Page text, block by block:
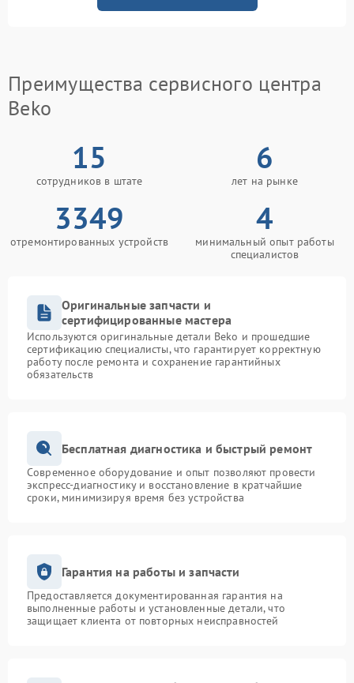
Преимущества сервисного центра
Beko
15
сотрудников в штате
6
лет на рынке
3349
отремонтированных устройств
4
минимальный опыт работы
специалистов
Оригинальные запчасти и
сертифицированные мастера
Используются оригинальные детали Beko и прошедшие
сертификацию специалисты, что гарантирует корректную
работу после ремонта и сохранение гарантийных
обязательств
Бесплатная диагностика и быстрый ремонт
Современное оборудование и опыт позволяют провести
экспресс-диагностику и восстановление в кратчайшие
сроки, минимизируя время без устройства
Гарантия на работы и запчасти
Предоставляется документированная гарантия на
выполненные работы и установленные детали, что
защищает клиента от повторных неисправностей